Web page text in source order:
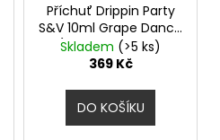
Příchuť Drippin Party
S&V 10ml Grape Dance
(Hroznové víno a
limetka)
Skladem (>5 ks)
369 Kč
DO KOŠÍKU